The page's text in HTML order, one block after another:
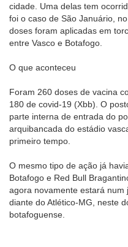
cidade. Uma delas tem
foi o caso de São Januário,
doses foram aplicadas em
entre Vasco e Botafogo.
O que aconteceu
Foram 260 doses de vacina
180 de covid-19 (Xbb). O
parte interna de entrada do
arquibancada do estádio
primeiro tempo.
O mesmo tipo de ação já
Botafogo e Red Bull
agora novamente estará num
diante do Atlético-MG, neste
botafoguense.